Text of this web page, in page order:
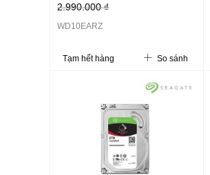
2.990.000 ₫
WD10EARZ
Tạm hết hàng So sánh